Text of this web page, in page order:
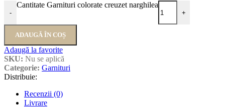
-
Cantitate Garnituri colorate creuzet narghilea
+
ADAUGĂ ÎN COȘ
Adaugă la favorite
SKU: Nu se aplică
Categorie: Garnituri
Distribuie:
Recenzii (0)
Livrare